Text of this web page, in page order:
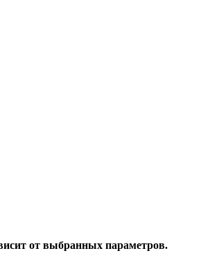
от выбранных параметров.